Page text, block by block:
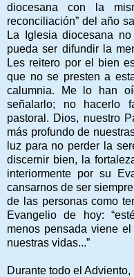
diocesana con la
reconciliación” del año
La Iglesia diocesana
pueda ser difundir la
Les reitero por el bien
que no se presten a
calumnia. Me lo han
señalarlo; no hacerlo
pastoral. Dios, nuestro
más profundo de
luz para no perder la
discernir bien, la
interiormente por su
cansarnos de ser
de las personas como
Evangelio de hoy:
menos pensada viene
nuestras vidas...”
Durante todo el Adviento,